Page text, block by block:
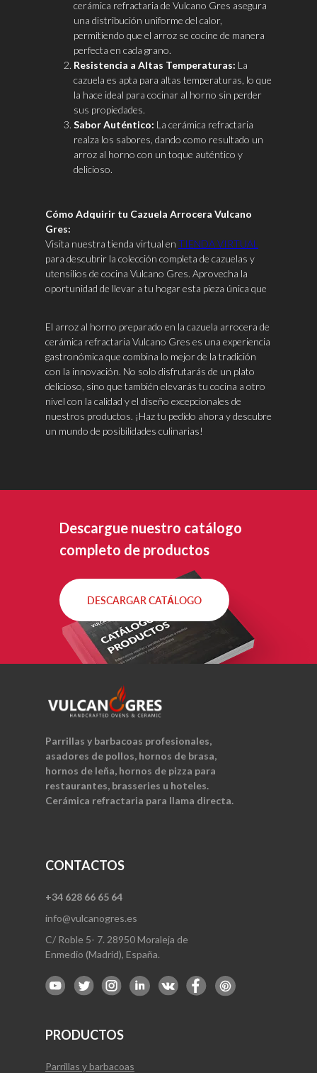
cerámica refractaria de Vulcano Gres asegura
una distribución uniforme del calor,
permitiendo que el arroz se cocine de manera
perfecta en cada grano.
Resistencia a Altas Temperaturas: La
cazuela es apta para altas temperaturas, lo que
la hace ideal para cocinar al horno sin perder
sus propiedades.
Sabor Auténtico: La cerámica refractaria
realza los sabores, dando como resultado un
arroz al horno con un toque auténtico y
delicioso.
Cómo Adquirir tu Cazuela Arrocera Vulcano
Gres:
Visita nuestra tienda virtual en TIENDA VIRTUAL
para descubrir la colección completa de cazuelas y
utensilios de cocina Vulcano Gres. Aprovecha la
oportunidad de llevar a tu hogar esta pieza única que
El arroz al horno preparado en la cazuela arrocera de
cerámica refractaria Vulcano Gres es una experiencia
gastronómica que combina lo mejor de la tradición
con la innovación. No solo disfrutarás de un plato
delicioso, sino que también elevarás tu cocina a otro
nivel con la calidad y el diseño excepcionales de
nuestros productos. ¡Haz tu pedido ahora y descubre
un mundo de posibilidades culinarias!
Descargue nuestro catálogo
completo de productos
DESCARGAR CATÁLOGO
Parrillas y barbacoas profesionales,
asadores de pollos, hornos de brasa,
hornos de leña, hornos de pizza para
restaurantes, brasseries u hoteles.
Cerámica refractaria para llama directa.
Parrillas y barbacoas
PRODUCTOS
+34 628 66 65 64
info@vulcanogres.es
C/ Roble 5- 7. 28950 Moraleja de
Enmedio (Madrid), España.
CONTACTOS